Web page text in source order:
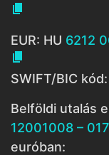

EUR: HU 6212

SWIFT/BIC kód:
Belföldi utalás
12001008 –
euróban: